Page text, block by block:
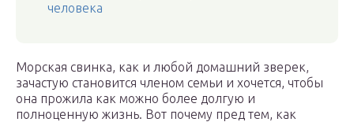
человека
Морская свинка, как и любой домашний зверек,
зачастую становится членом семьи и хочется, чтобы
она прожила как можно более долгую и
полноценную жизнь. Вот почему пред тем, как